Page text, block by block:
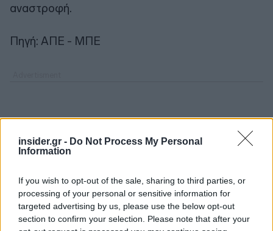
insider.gr - Do Not Process My Personal
Information
If you wish to opt-out of the sale, sharing to third parties, or
processing of your personal or sensitive information for
targeted advertising by us, please use the below opt-out
section to confirm your selection. Please note that after your
αναστροφή.
Πηγή: ΑΠΕ - ΜΠΕ